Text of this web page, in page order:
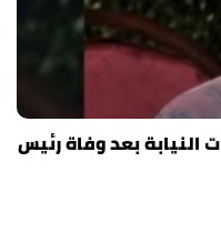
النيابة بعد وفاة رئيس